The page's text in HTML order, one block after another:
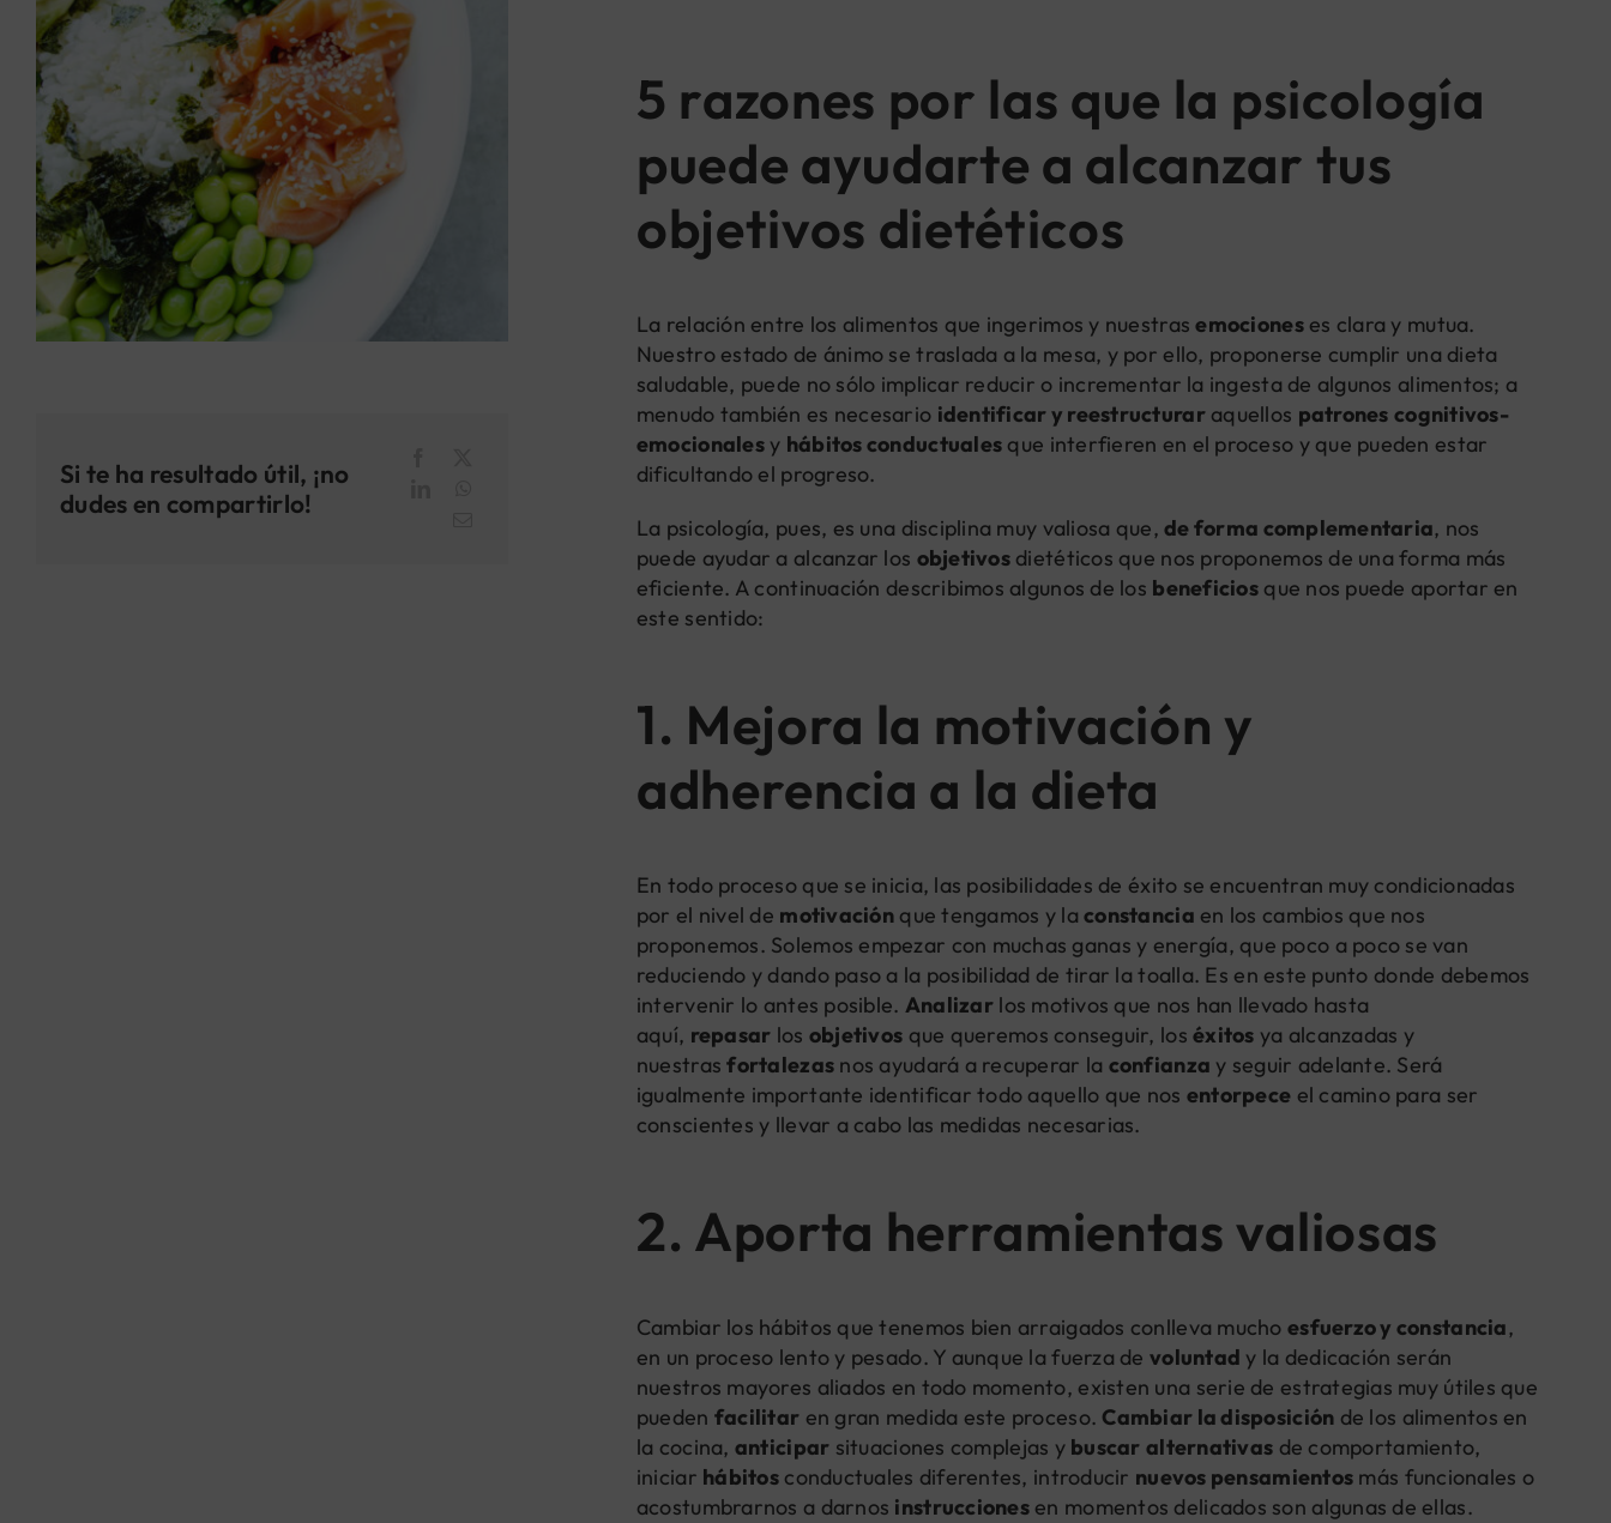
Si te ha resultado útil, ¡no
dudes en compartirlo!
5 razones por las que la psicología
puede ayudarte a alcanzar tus
objetivos dietéticos
La relación entre los alimentos que ingerimos y nuestrasemocioneses clara y mutua.
Nuestro estado de ánimo se traslada a la mesa, y por ello, proponerse cumplir una dieta
saludable, puede no sólo implicar reducir o incrementar la ingesta de algunos alimentos; a
menudo también es necesario identificar y reestructuraraquellos patrones cognitivos-
emocionalesy hábitos conductuales que interfieren en el proceso y que pueden estar
dificultando el progreso.
La psicología, pues, es una disciplina muy valiosa que,de forma complementaria, nos
puede ayudar a alcanzar los objetivosdietéticos que nos proponemos de una forma más
eficiente. A continuación describimos algunos de los beneficiosque nos puede aportar en
este sentido:
1. Mejora la motivación y
adherencia a la dieta
En todo proceso que se inicia, las posibilidades de éxito se encuentran muy condicionadas
por el nivel de motivaciónque tengamos y laconstancia en los cambios que nos
proponemos. Solemos empezar con muchas ganas y energía, que poco a poco se van
reduciendo y dando paso a la posibilidad de tirar la toalla. Es en este punto donde debemos
intervenir lo antes posible. Analizarlos motivos que nos han llevado hasta
aquí, repasar los objetivos que queremos conseguir, loséxitos ya alcanzadas y
nuestrasfortalezas nos ayudará a recuperar la confianza y seguir adelante. Será
igualmente importante identificar todo aquello que nos entorpece el camino para ser
conscientes y llevar a cabo las medidas necesarias.
2. Aporta herramientas valiosas
Cambiar los hábitos que tenemos bien arraigados conlleva mucho esfuerzo y constancia,
en un proceso lento y pesado. Y aunque la fuerza de voluntad y la dedicación serán
nuestros mayores aliados en todo momento, existen una serie de estrategias muy útiles que
pueden facilitar en gran medida este proceso.Cambiar la disposición de los alimentos en
la cocina, anticipar situaciones complejas y buscar alternativas de comportamiento,
iniciar hábitos conductuales diferentes, introducir nuevos pensamientos más funcionales o
acostumbrarnos a darnos instruccionesen momentos delicados son algunas de ellas.